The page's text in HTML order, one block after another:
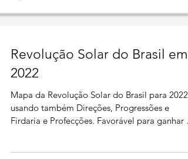
Revolução Solar do Brasil em
2022
usando também Direções, Progressões e